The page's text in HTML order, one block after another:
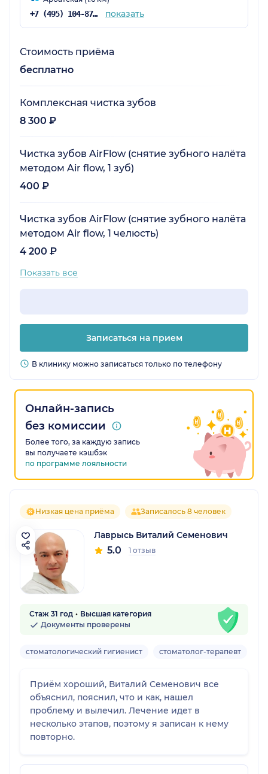
+7 (495) 104-87-50 показать
Стоимость приёма
бесплатно
Комплексная чистка зубов
8 300 ₽
Чистка зубов AirFlow (снятие зубного налёта
методом Air flow, 1 зуб)
400 ₽
Чистка зубов AirFlow (снятие зубного налёта
методом Air flow, 1 челюсть)
4 200 ₽
Показать все
Записаться на прием
В клинику можно записаться только по телефону
Онлайн-запись
без комиссии
Более того, за каждую запись
вы получаете кэшбэк
по программе лояльности
Низкая цена приёма Записалось 8 человек
Лаврысь Виталий Семенович
5.0 1 отзыв
Стаж 31 год
Высшая категория
Документы проверены
стоматологический гигиенист стоматолог-терапевт
Приём хороший, Виталий Семенович все
объяснил, пояснил, что и как, нашел
проблему и вылечил. Лечение идет в
несколько этапов, поэтому я записан к нему
повторно.